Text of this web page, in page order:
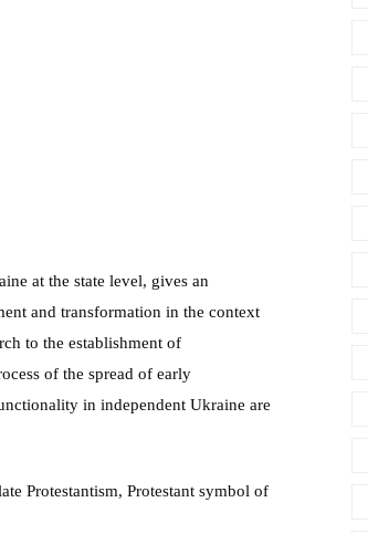
at the state level, gives an
and transformation in the context
to the establishment of
of the spread of early
in independent Ukraine are
Protestantism, Protestant symbol of